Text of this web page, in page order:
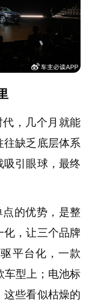
代，几个月就能
缺乏底层体系
吸引眼球，最终
的优势，是整
，让三个品牌
平台化，一款
车型上；电池标
些看似枯燥的